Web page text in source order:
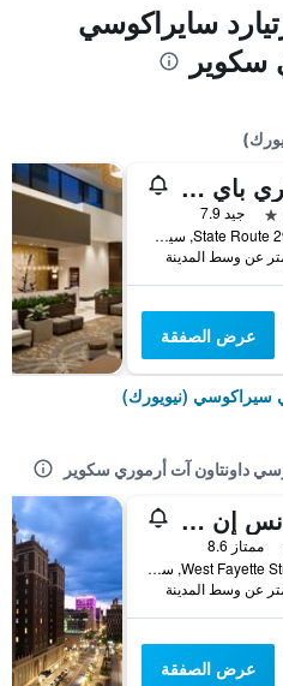
سايراكوسي
سكوير
دبل تري باي هيلتون هوتل سيراكوس
جيد 7.9
6301 State Route 298, سيراكوسي (نيويورك), NY, الولايات المتحدة الأميريكية
عرض الصفقة
سيراكوسي (نيويورك)
داونتاون آت أرموري سكوير
ريزيدنس إن باي ماريوت سيراكيوز داونتاون آت أروموري سكوير
ممتاز 8.6
300 West Fayette Street, سيراكوسي (نيويورك), NY, الولايات المتحدة الأميريكية
عرض الصفقة